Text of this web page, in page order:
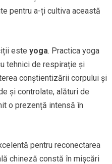
pentru a-ți cultiva această
este yoga. Practica yoga
tehnici de respirație și
conștientizării corpului și
și controlate, alături de
o prezență intensă în
pentru reconectarea
chineză constă în mișcări